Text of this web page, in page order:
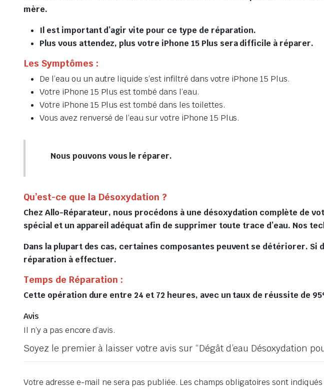
mère.
Il est important d’agir vite pour ce type de réparation.
Plus vous attendez, plus votre iPhone 15 Plus sera difficile à réparer.
Les Symptômes :
De l’eau ou un autre liquide s’est infiltré dans votre iPhone 15 Plus.
Votre iPhone 15 Plus est tombé dans l’eau.
Votre iPhone 15 Plus est tombé dans les toilettes.
Vous avez renversé de l’eau sur votre iPhone 15 Plus.
Nous pouvons vous le réparer.
Qu’est-ce que la Désoxydation ?
Chez Allo-Réparateur, nous procédons à une désoxydation complète de
spécial et un appareil adéquat afin de supprimer toute trace d’eau. Nos
Dans la plupart des cas, certaines composantes peuvent se détériorer.
réparation à effectuer.
Temps de Réparation :
Cette opération dure entre 24 et 72 heures, avec un taux de réussite de
Avis
Il n’y a pas encore d’avis.
Soyez le premier à laisser votre avis sur “Dégât d’eau Désoxydation
Votre adresse e-mail ne sera pas publiée. Les champs obligatoires sont